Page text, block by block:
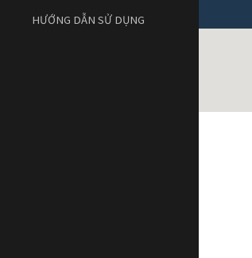
HƯỚNG DẪN SỬ DỤNG